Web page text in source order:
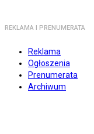
REKLAMA I PRENUMERATA
Reklama
Ogłoszenia
Prenumerata
Archiwum